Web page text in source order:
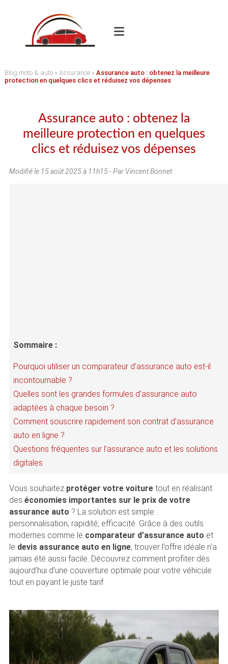
Blog moto & auto» Assurance» Assurance auto : obtenez la meilleure
protection en quelques clics et réduisez vos dépenses
Assurance auto : obtenez la
meilleure protection en quelques
clics et réduisez vos dépenses
Modifié le 15 août 2025 à 11h15- Par Vincent Bonnet
Sommaire :
Pourquoi utiliser un comparateur d’assurance auto est-il
incontournable ?
Quelles sont les grandes formules d’assurance auto
adaptées à chaque besoin ?
Comment souscrire rapidement son contrat d’assurance
auto en ligne ?
Questions fréquentes sur l’assurance auto et les solutions
digitales
Vous souhaitez protéger votre voituretout en réalisant
des économies importantes sur le prix de votre
assurance auto ? La solution est simple :
personnalisation, rapidité, efficacité. Grâce à des outils
modernes comme le comparateur d’assurance auto et
le devis assurance auto en ligne, trouver l’offre idéale n’a
jamais été aussi facile. Découvrez comment profiter dès
aujourd’hui d’une couverture optimale pour votre véhicule
tout en payant le juste tarif.